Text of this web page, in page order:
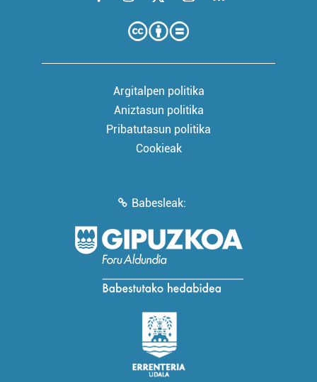
Argitalpen politika
Aniztasun politika
Pribatutasun politika
Cookieak
Babesleak: